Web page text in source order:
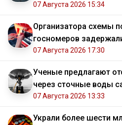
07 Августа 2026 15:34
Организатора схемы
госномеров
07 Августа 2026 17:30
Ученые предлагают
через сточные воды
07 Августа 2026 13:33
Украли более шести